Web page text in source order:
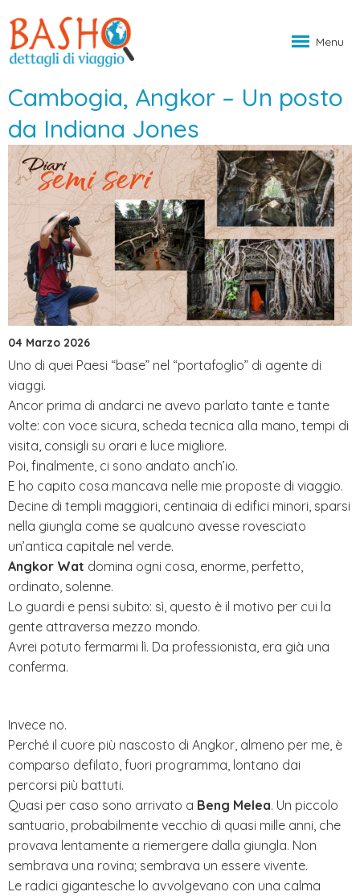
Menu
Cambogia, Angkor – Un posto
da Indiana Jones
04 Marzo 2026
Uno di quei Paesi “base” nel “portafoglio” di agente di
viaggi.
Ancor prima di andarci ne avevo parlato tante e tante
volte: con voce sicura, scheda tecnica alla mano, tempi di
visita, consigli su orari e luce migliore.
Poi, finalmente, ci sono andato anch’io.
E ho capito cosa mancava nelle mie proposte di viaggio.
Decine di templi maggiori, centinaia di edifici minori, sparsi
nella giungla come se qualcuno avesse rovesciato
un’antica capitale nel verde.
Angkor Wat domina ogni cosa, enorme, perfetto,
ordinato, solenne.
Lo guardi e pensi subito: sì, questo è il motivo per cui la
gente attraversa mezzo mondo.
Avrei potuto fermarmi lì. Da professionista, era già una
conferma.
Invece no.
Perché il cuore più nascosto di Angkor, almeno per me, è
comparso defilato, fuori programma, lontano dai
percorsi più battuti.
Quasi per caso sono arrivato a Beng Melea. Un piccolo
santuario, probabilmente vecchio di quasi mille anni, che
provava lentamente a riemergere dalla giungla. Non
sembrava una rovina; sembrava un essere vivente.
Le radici gigantesche lo avvolgevano con una calma